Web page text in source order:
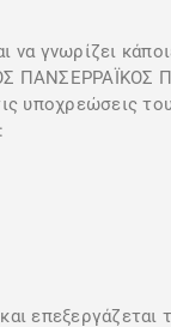
γνωρίζει
υποχρεώσεις
επεξεργάζεται